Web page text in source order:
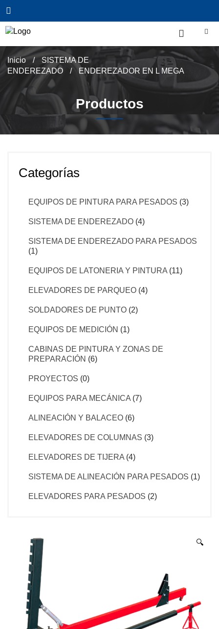
Inicio /
SISTEMA DE
ENDEREZADO
/ ENDEREZADOR EN L MEGA
Productos
Categorías
EQUIPOS DE PINTURA PARA PESADOS (3)
SISTEMA DE ENDEREZADO (4)
SISTEMA DE ENDEREZADO PARA PESADOS
(1)
EQUIPOS DE LATONERIA Y PINTURA (11)
ELEVADORES DE PARQUEO (4)
SOLDADORES DE PUNTO (2)
EQUIPOS DE MEDICIÓN (1)
CABINAS DE PINTURA Y ZONAS DE
PREPARACIÓN (6)
PROYECTOS (0)
EQUIPOS PARA MECÁNICA (7)
ALINEACIÓN Y BALACEO (6)
ELEVADORES DE COLUMNAS (3)
ELEVADORES DE TIJERA (4)
SISTEMA DE ALINEACIÓN PARA PESADOS (1)
ELEVADORES PARA PESADOS (2)
🔍